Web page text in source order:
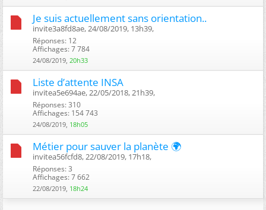
Je suis actuellement sans orientation..
invite3a8fd8ae, 24/08/2019, 13h39, ‎
Réponses: 12
Affichages: 7 784
24/08/2019, 20h33
Liste d’attente INSA
invitea5e694ae, 22/05/2018, 21h39, ‎
Réponses: 310
Affichages: 154 743
24/08/2019, 18h05
Métier pour sauver la planète 🌍
invitea56fcfd8, 22/08/2019, 17h18, ‎
Réponses: 3
Affichages: 7 662
22/08/2019, 18h24